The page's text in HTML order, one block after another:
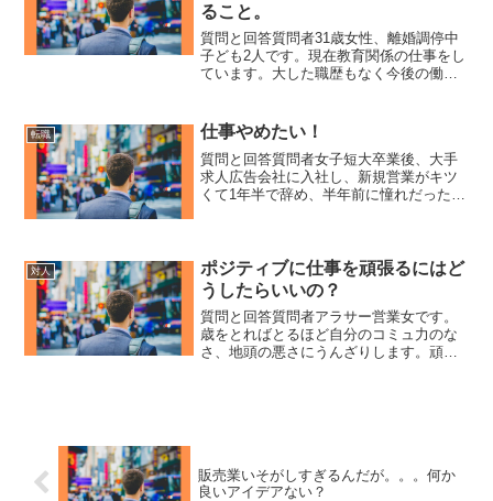
ること。
質問と回答質問者31歳女性、離婚調停中
子ども2人です。現在教育関係の仕事をし
ています。大した職歴もなく今後の働き
なか転職先がありません。ひろゆきさん
の動画をみてhtml...
転職 仕事やめたい！
質問と回答質問者女子短大卒業後、大手
求人広告会社に入社し、新規営業がキツ
くて1年半で辞め、半年前に憧れだったメ
でます！既に辞めたいで...
対人
ポジティブに仕事を頑張るにはど
うしたらいいの？
質問と回答質問者アラサー営業女です。
歳をとればとるほど自分のコミュ力のな
さ、地頭の悪さにうんざりします。頑張
販売業いそがしすぎるんだが。。。何か
良いアイデアない？